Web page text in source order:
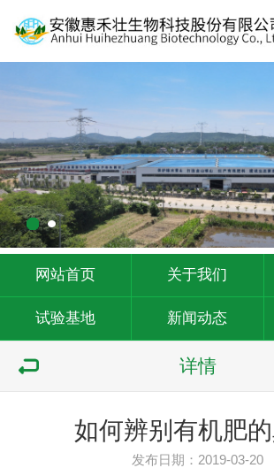
网站首页 关于我们
试验基地 新闻动态
详情
如何辨别有机肥
发布日期：2019-03-20